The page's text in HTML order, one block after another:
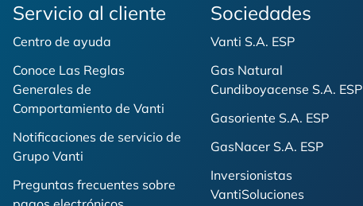
Servicio al cliente
Centro de ayuda
Conoce Las Reglas
Generales de
Comportamiento de Vanti
Notificaciones de servicio de
Grupo Vanti
Preguntas frecuentes sobre
Sociedades
Vanti S.A. ESP
Gas Natural
Cundiboyacense S.A. ESP
Gasoriente S.A. ESP
GasNacer S.A. ESP
Inversionistas
VantiSoluciones